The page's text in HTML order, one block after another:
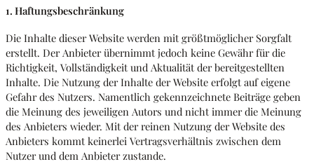
1. Haftungsbeschränkung
Die Inhalte dieser Website werden mit größtmöglicher Sorgfalt
erstellt. Der Anbieter übernimmt jedoch keine Gewähr für die
Richtigkeit, Vollständigkeit und Aktualität der bereitgestellten
Inhalte. Die Nutzung der Inhalte der Website erfolgt auf eigene
Gefahr des Nutzers. Namentlich gekennzeichnete Beiträge geben
die Meinung des jeweiligen Autors und nicht immer die Meinung
des Anbieters wieder. Mit der reinen Nutzung der Website des
Anbieters kommt keinerlei Vertragsverhältnis zwischen dem
Nutzer und dem Anbieter zustande.